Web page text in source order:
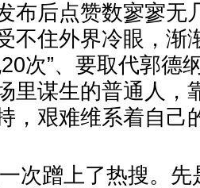
布后点赞数寥寥无
不住外界冷眼，渐
次”、要取代郭德
里谋生的普通人，
，艰难维系着自己
次蹭上了热搜。